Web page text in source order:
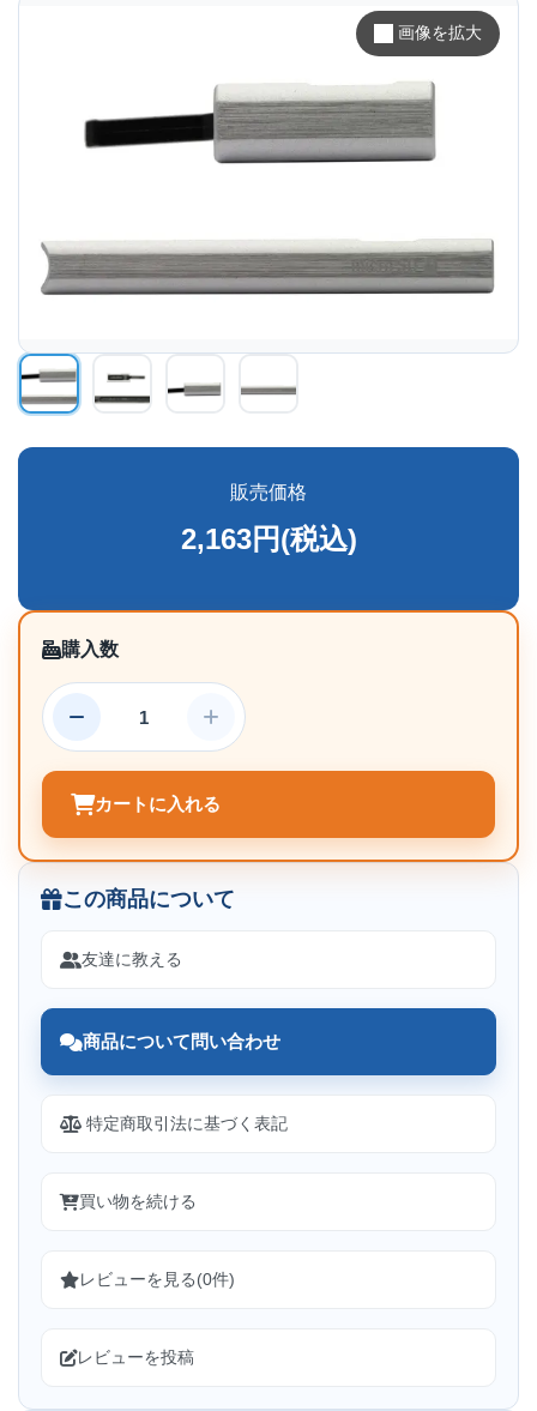
画像を拡大
販売価格
2,163円(税込)
購入数
カートに入れる
この商品について
友達に教える
商品について問い合わせ
特定商取引法に基づく表記
買い物を続ける
レビューを見る(0件)
レビューを投稿